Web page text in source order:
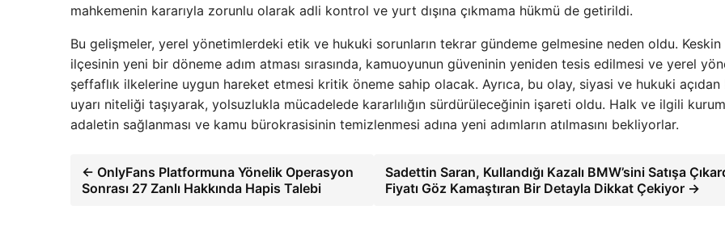
mahkemenin kararıyla zorunlu olarak adli kontrol ve yurt dışına çıkmama hükmü de getirildi.
Bu gelişmeler, yerel yönetimlerdeki etik ve hukuki sorunların tekrar gündeme gelmesine neden oldu. Keskin
ilçesinin yeni bir döneme adım atması sırasında, kamuoyunun güveninin yeniden tesis edilmesi ve yerel
şeffaflık ilkelerine uygun hareket etmesi kritik öneme sahip olacak. Ayrıca, bu olay, siyasi ve hukuki açıdan
uyarı niteliği taşıyarak, yolsuzlukla mücadelede kararlılığın sürdürüleceğinin işareti oldu. Halk ve ilgili
adaletin sağlanması ve kamu bürokrasisinin temizlenmesi adına yeni adımların atılmasını bekliyorlar.
← OnlyFans Platformuna Yönelik Operasyon
Sonrası 27 Zanlı Hakkında Hapis Talebi
Sadettin Saran, Kullandığı Kazalı BMW’sini Satışa
Fiyatı Göz Kamaştıran Bir Detayla Dikkat Çekiyor →